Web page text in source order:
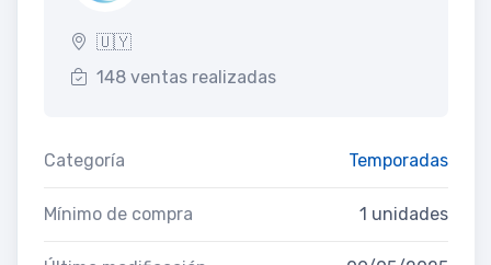
🇺🇾
148 ventas realizadas
Categoría Temporadas
Mínimo de compra 1 unidades